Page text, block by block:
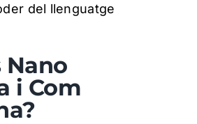
del llenguatge
Nano
i Com